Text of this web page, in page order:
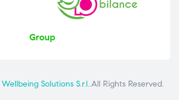
Group
Wellbeing Solutions S.r.l..All Rights Reserved.